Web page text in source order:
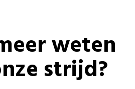
weten
strijd?